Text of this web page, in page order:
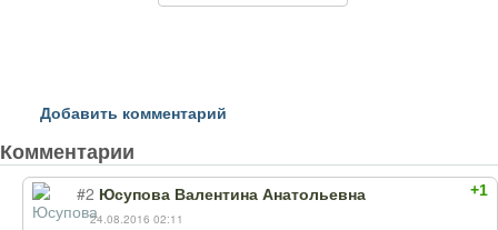
Добавить комментарий
Комментарии
+1
#2 Юсупова Валентина Анатольевна
24.08.2016 02:11